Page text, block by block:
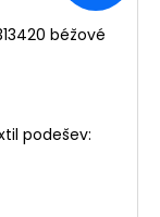
béžové
podešev: